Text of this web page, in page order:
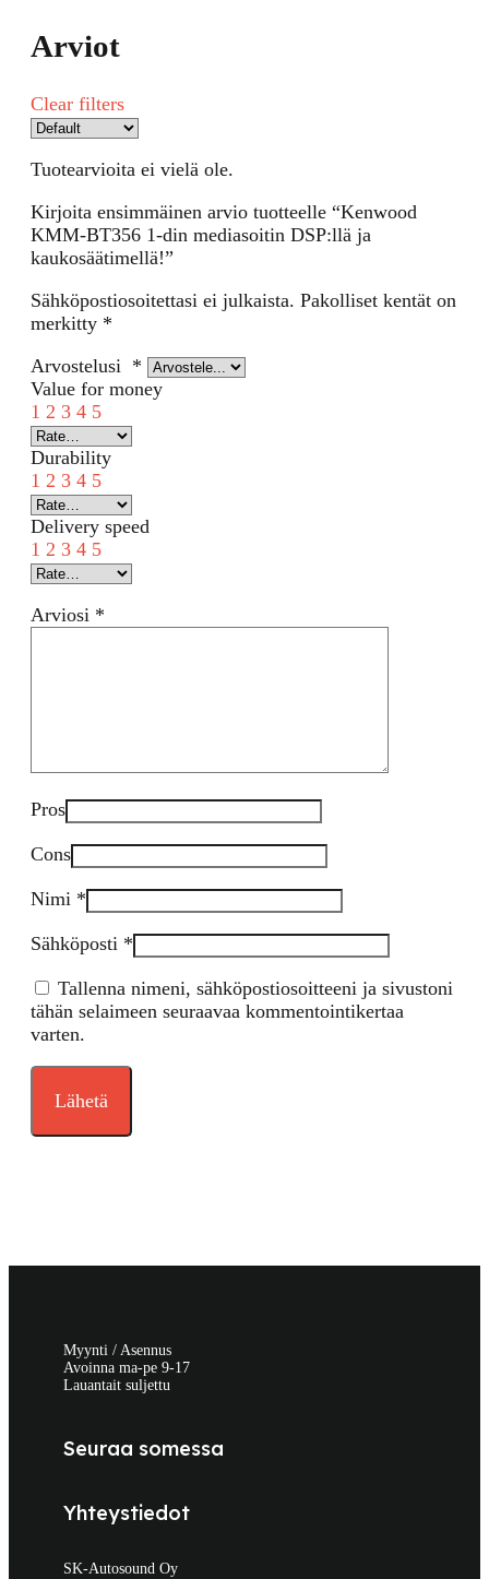
Arviot
Clear filters
Tuotearvioita ei vielä ole.
Kirjoita ensimmäinen arvio tuotteelle “Kenwood
KMM-BT356 1-din mediasoitin DSP:llä ja
kaukosäätimellä!”
Sähköpostiosoitettasi ei julkaista. Pakolliset kentät on
merkitty *
Arvostelusi *
Value for money
1 2 3 4 5
Durability
1 2 3 4 5
Delivery speed
1 2 3 4 5
Arviosi *
Pros
Cons
Nimi *
Sähköposti *
Tallenna nimeni, sähköpostiosoitteeni ja sivustoni
tähän selaimeen seuraavaa kommentointikertaa
varten.
Myynti / Asennus
Avoinna ma-pe 9-17
Lauantait suljettu
Seuraa somessa
Yhteystiedot
SK-Autosound Oy